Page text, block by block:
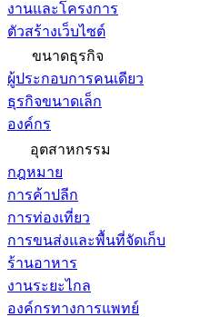
งานและโครงการ
ตัวสร้างเว็บไซต์
ขนาดธุรกิจ
ผู้ประกอบการคนเดียว
ธุรกิจขนาดเล็ก
องค์กร
อุตสาหกรรม
กฎหมาย
การค้าปลีก
การท่องเที่ยว
การขนส่งและพื้นที่จัดเก็บ
ร้านอาหาร
งานระยะไกล
องค์กรทางการแพทย์